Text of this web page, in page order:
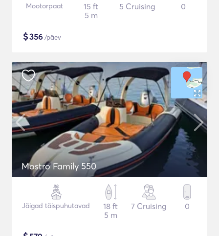
Mootorpaat
15 ft
5 m
5 Cruising 0
$356 /päev
Mostro Family 550
Jäigad täispuhutavad
18 ft
5 m
7 Cruising 0